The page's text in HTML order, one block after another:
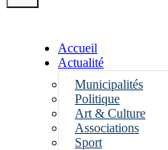
Accueil
Actualité
Municipalités
Politique
Art & Culture
Associations
Sport